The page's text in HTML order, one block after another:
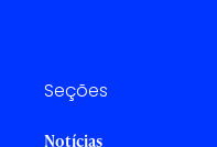
Seções
Notícias